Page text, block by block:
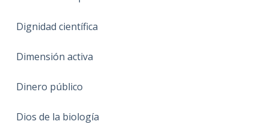
Dignidad científica
Dimensión activa
Dinero público
Dios de la biología